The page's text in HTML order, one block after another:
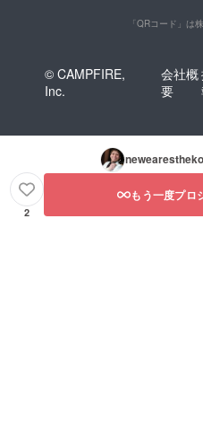
「QRコード」は
© CAMPFIRE,
Inc.
会社概
要
2
もう一度プロ